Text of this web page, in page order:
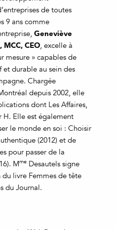
de toutes
9 ans comme
Geneviève
CEO , excelle à
mesure » capables de
durable au sein des
Chargée
depuis 2002, elle
dont Les Affaires,
H. Elle est également
le monde en soi : Choisir
(2012) et de
pour passer de la
Mme Desautels signe
livre Femmes de tête
du Journal.